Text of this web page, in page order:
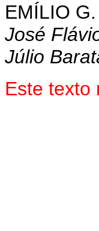
EMÍLIO
José
Júlio
Este texto